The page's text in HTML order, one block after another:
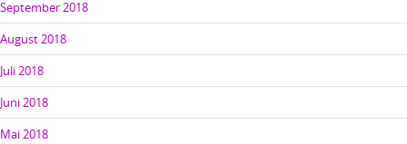
September 2018
August 2018
Juli 2018
Juni 2018
Mai 2018